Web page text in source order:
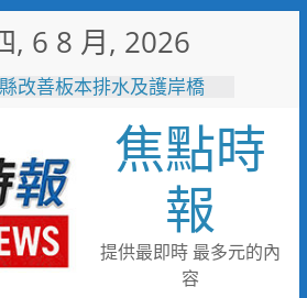
, 6 8 月, 2026
改善板本排水及護岸橋
之家進駐高雄義享時尚廣
親節開幕祭三重超狂優惠
時代的地方解方！彰化市
誼6年促成10對佳偶
長參選人魏平政率議員團
造勢 盼翻轉彰化打造新
門讓愛傳進門 彰化縣獨居
焦點時
報
提供最即時 最多元的內
容